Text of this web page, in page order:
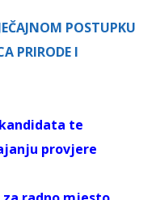
POSTUPKU
PRIRODE I
te
provjere